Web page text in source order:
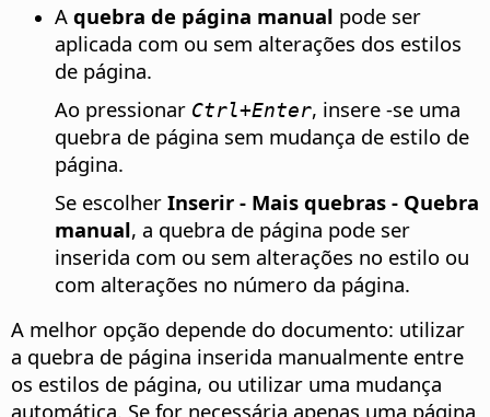
A quebra de página manual pode ser
aplicada com ou sem alterações dos estilos
de página.
Ao pressionar Ctrl+Enter, insere -se uma
quebra de página sem mudança de estilo de
página.
Se escolher Inserir - Mais quebras - Quebra
manual, a quebra de página pode ser
inserida com ou sem alterações no estilo ou
com alterações no número da página.
A melhor opção depende do documento: utilizar
a quebra de página inserida manualmente entre
os estilos de página, ou utilizar uma mudança
automática. Se for necessária apenas uma página